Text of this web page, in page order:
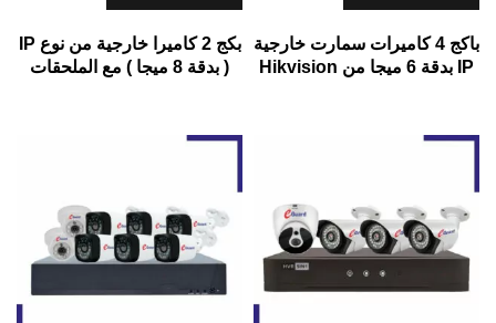
باكج 4 كاميرات سمارت خارجية
IP بدقة 6 ميجا من Hikvision
بكج 2 كاميرا خارجية من نوع IP
( بدقة 8 ميجا ) مع الملحقات